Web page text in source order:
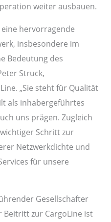
weiter ausbauen.
hervorragende
insbesondere im
Bedeutung des
Struck,
„Sie steht für Qualität
als inhabergeführtes
uns prägen. Zugleich
Schritt zur
Netzwerkdichte und
für unsere
Gesellschafter
Beitritt zur CargoLine ist